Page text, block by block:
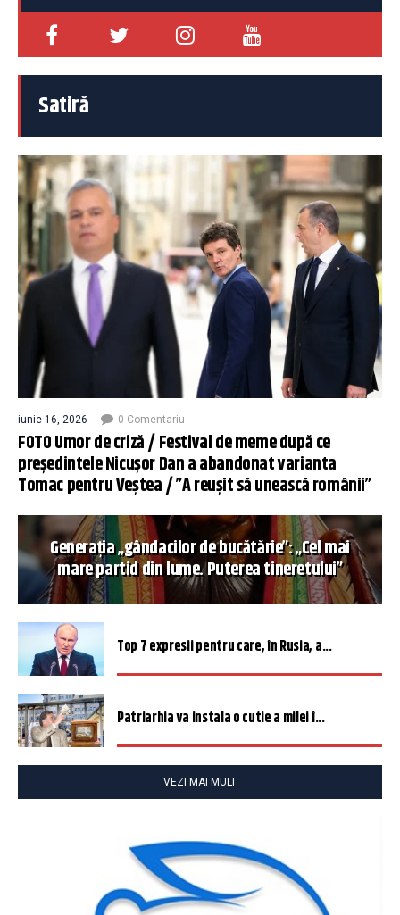
Satiră
iunie 16, 2026 0 Comentariu
FOTO Umor de criză / Festival de meme după ce
președintele Nicușor Dan a abandonat varianta
Tomac pentru Veștea / ”A reușit să unească românii”
Generația „gândacilor de bucătărie”: „Cel mai
mare partid din lume. Puterea tineretului”
Top 7 expresii pentru care, în Rusia, a...
Patriarhia va instala o cutie a milei î...
VEZI MAI MULT